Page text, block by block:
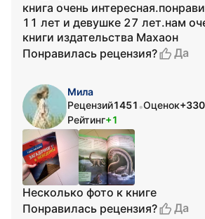
книга очень
11 лет и девушке 27 лет.нам
книги издательства Махаон
Понравилась рецензия?
Да
Мила
Рецензий1451 •Оценок
Рейтинг+1
Несколько фото к книге
Понравилась рецензия?
Да